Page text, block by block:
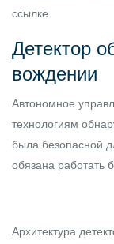
ссылке
Детектор
вождении
Автономное
технологиям
была безопасной
обязана работать
Архитектура